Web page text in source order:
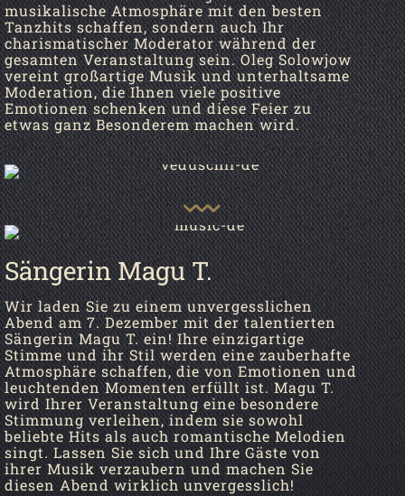
musikalische Atmosphäre mit den besten
Tanzhits schaffen, sondern auch Ihr
charismatischer Moderator während der
gesamten Veranstaltung sein. Oleg Solowjow
vereint großartige Musik und unterhaltsame
Moderation, die Ihnen viele positive
Emotionen schenken und diese Feier zu
etwas ganz Besonderem machen wird.
Sängerin Magu T.
Wir laden Sie zu einem unvergesslichen
Abend am 7. Dezember mit der talentierten
Sängerin Magu T. ein! Ihre einzigartige
Stimme und ihr Stil werden eine zauberhafte
Atmosphäre schaffen, die von Emotionen und
leuchtenden Momenten erfüllt ist. Magu T.
wird Ihrer Veranstaltung eine besondere
Stimmung verleihen, indem sie sowohl
beliebte Hits als auch romantische Melodien
singt. Lassen Sie sich und Ihre Gäste von
ihrer Musik verzaubern und machen Sie
diesen Abend wirklich unvergesslich!